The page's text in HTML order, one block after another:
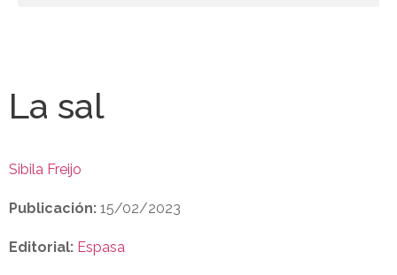
La sal
Sibila Freijo
Publicación: 15/02/2023
Editorial: Espasa